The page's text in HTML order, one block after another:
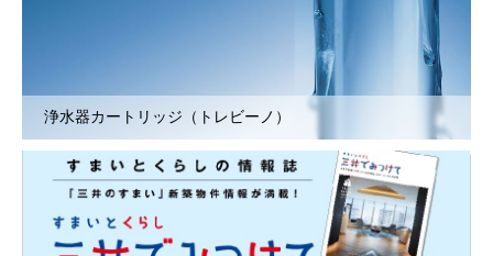
浄水器カートリッジ（トレビーノ）